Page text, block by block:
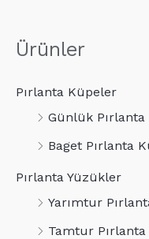
Ürünler
Pırlanta Küpeler
Günlük Pırlanta
Baget Pırlanta
Pırlanta Yüzükler
Yarımtur
Tamtur